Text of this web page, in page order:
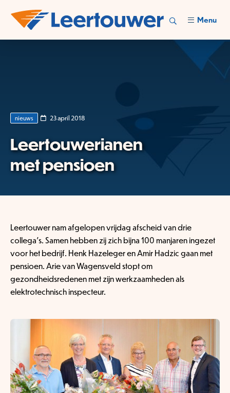
Menu
Leertouwerianen
met pensioen
nieuws 23 april 2018
Leertouwer nam afgelopen vrijdag afscheid van drie
collega’s. Samen hebben zij zich bijna 100 manjaren ingezet
voor het bedrijf. Henk Hazeleger en Amir Hadzic gaan met
pensioen. Arie van Wagensveld stopt om
gezondheidsredenen met zijn werkzaamheden als
elektrotechnisch inspecteur.